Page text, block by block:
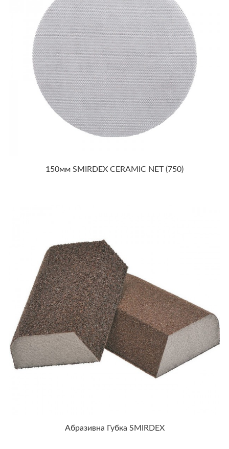
150мм SMIRDEX CERAMIC NET (750)
Абразивна Губка SMIRDEX